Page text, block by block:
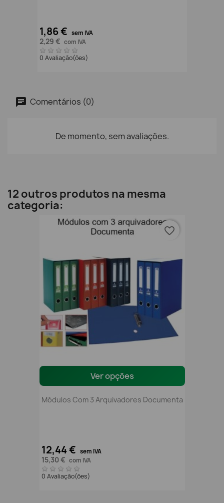
1,86 € sem IVA
2,29 € com IVA
0 Avaliação(ões)
Comentários (0)
De momento, sem avaliações.
12 outros produtos na mesma
categoria:
Ver opções
Módulos Com 3 Arquivadores Documenta
12,44 € sem IVA
15,30 € com IVA
0 Avaliação(ões)
favorite_border